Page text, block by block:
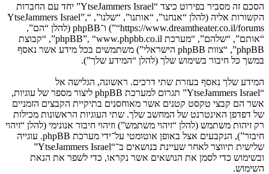
הסכם זה מסביר בפירוט כיצד “YtseJammers Israel” יחד עם החברות
הקשורות אליה (להלן “אנחנו”, “אותנו”, “שלנו”, “YtseJammers Israel”,
“https://www.dreamtheater.co.il/forums”) ו־phpBB (להלן “הם”,
“אותם”, “שלהם”, “מערכת phpBB”, “www.phpbb.co.il”, “קבוצת
phpBB”, “צוות phpBB הישראלי”) משתמשים בכל מידע אשר נאסף
במשך כל חיבור בשימוש שלך (להלן “המידע שלך”).
המידע שלך נאסף בעזרת שתי דרכים. ראשונה, הגלישה אל
“YtseJammers Israel” תגרום למערכת phpBB ליצור מספר של עוגיות,
אשר הם קבצי טקסט קטנים אשר מאוחסנים בתיקיית הקבצים הזמניים
של דפדפן האינטרנט של המחשב שלך. שתי העוגיות הראשונות מכילות
רק זיהות משתמש (להלן “זיהוי משתמש”) וזיהוי חיבור אנונימי (להלן “זיהוי
חיבור”), הנקבעים אצל באופן אוטומטי על־ידי מערכת phpBB. עוגייה
שלישית תיווצר לאחר שעיינת בנושאים ב־“YtseJammers Israel”
ובשימוש כדי לסמן את הנושאים אשר נקראו, כדי לשפר את הנאת
השימוש.